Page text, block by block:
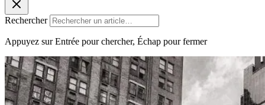
Rechercher
Appuyez sur Entrée pour chercher, Échap pour fermer